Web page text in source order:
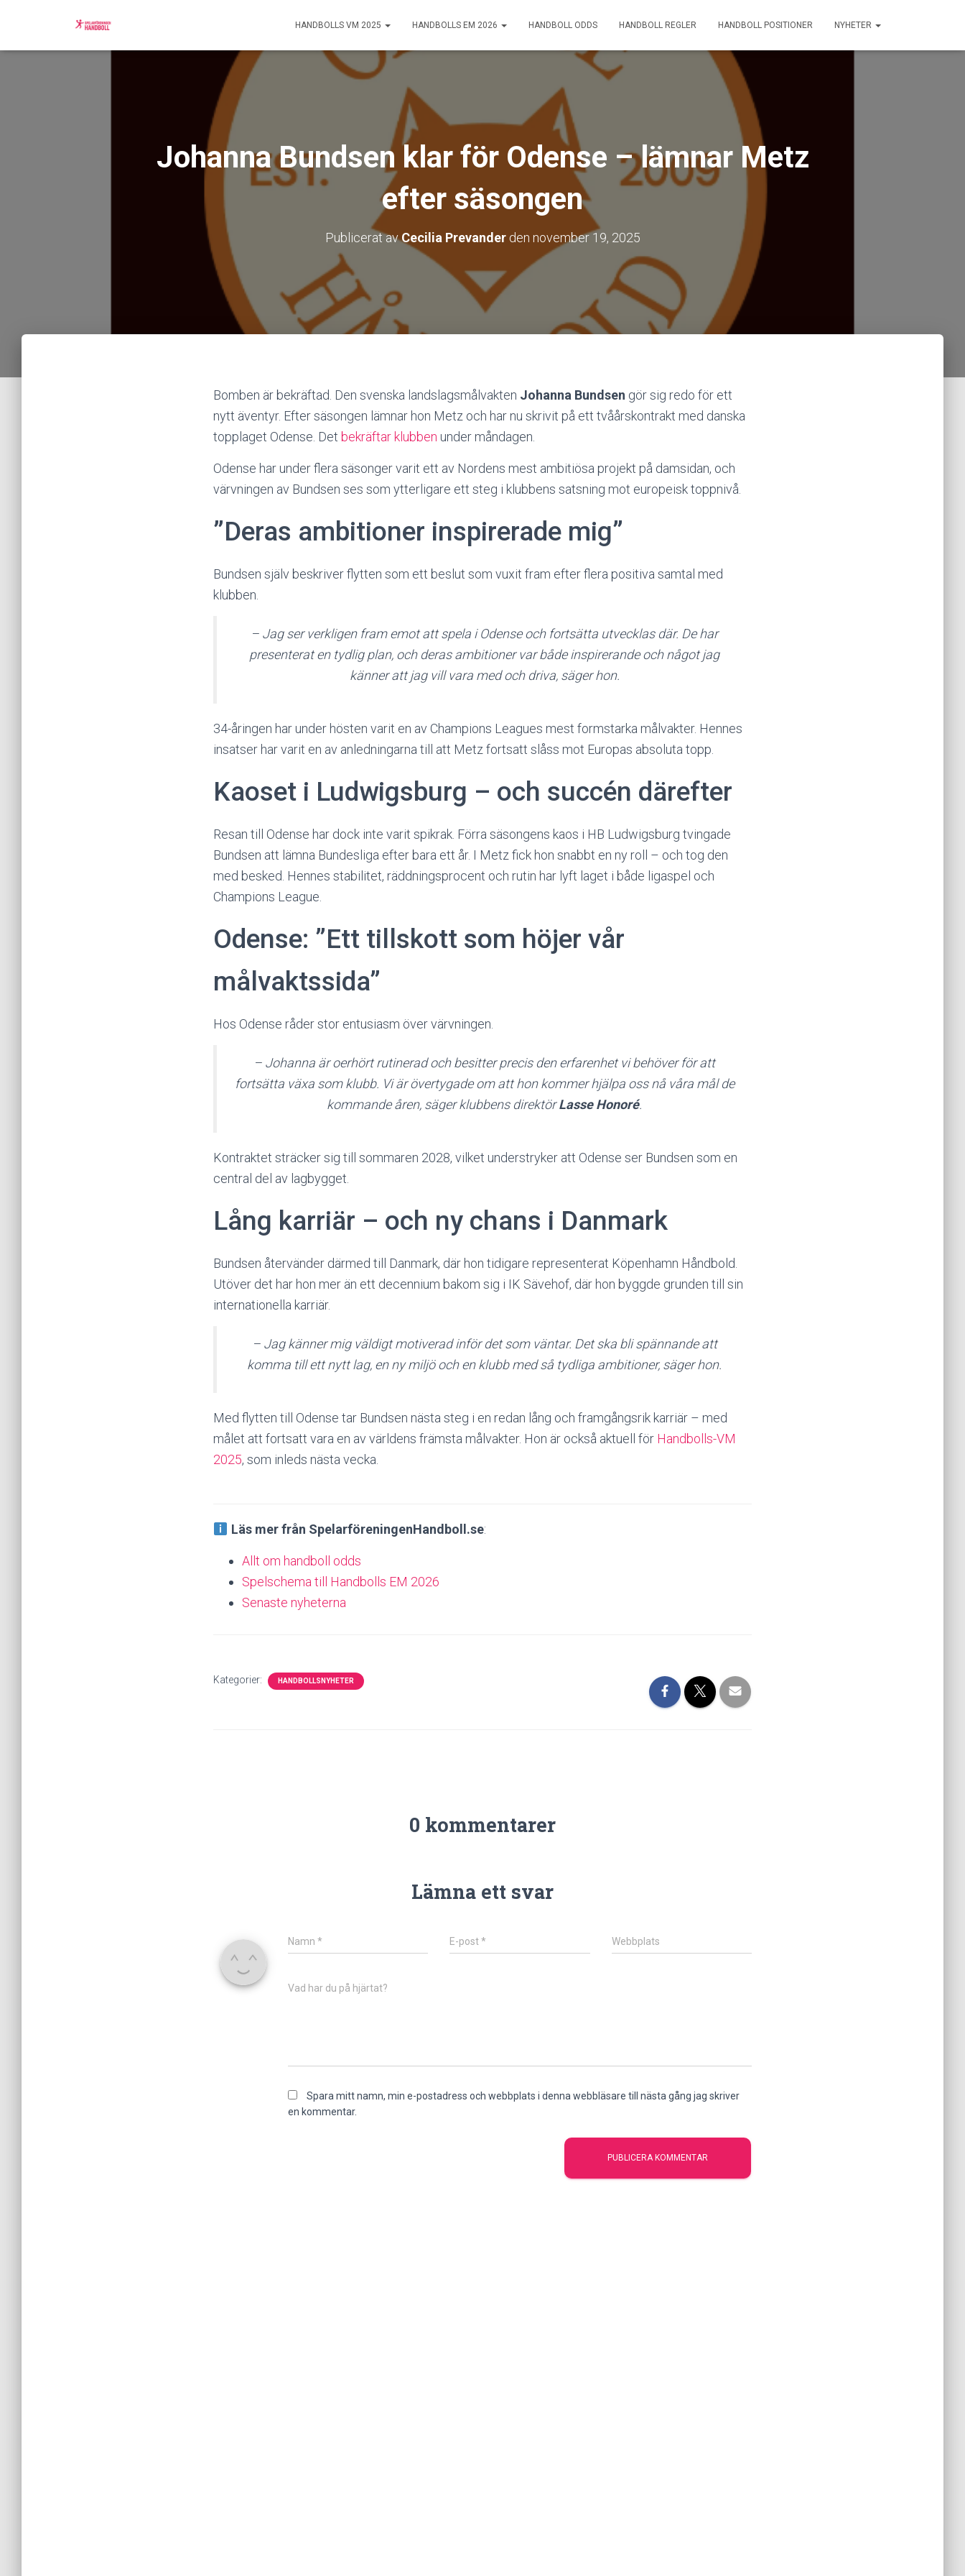
HANDBOLLS VM 2025 HANDBOLLS EM 2026 HANDBOLL ODDS HANDBOLL REGLER HANDBOLL POSITIONER NYHETER
Johanna Bundsen klar för Odense – lämnar Metz
efter säsongen
Publicerat avCecilia Prevanderden november 19, 2025
Bomben är bekräftad. Den svenska landslagsmålvakten Johanna Bundsen gör sig redo för ett
nytt äventyr. Efter säsongen lämnar hon Metz och har nu skrivit på ett tvåårskontrakt med danska
topplaget Odense. Det bekräftar klubben under måndagen.
Odense har under flera säsonger varit ett av Nordens mest ambitiösa projekt på damsidan, och
värvningen av Bundsen ses som ytterligare ett steg i klubbens satsning mot europeisk toppnivå.
”Deras ambitioner inspirerade mig”
Bundsen själv beskriver flytten som ett beslut som vuxit fram efter flera positiva samtal med
klubben.
– Jag ser verkligen fram emot att spela i Odense och fortsätta utvecklas där. De har
presenterat en tydlig plan, och deras ambitioner var både inspirerande och något jag
känner att jag vill vara med och driva, säger hon.
34-åringen har under hösten varit en av Champions Leagues mest formstarka målvakter. Hennes
insatser har varit en av anledningarna till att Metz fortsatt slåss mot Europas absoluta topp.
Kaoset i Ludwigsburg – och succén därefter
Resan till Odense har dock inte varit spikrak. Förra säsongens kaos i HB Ludwigsburg tvingade
Bundsen att lämna Bundesliga efter bara ett år. I Metz fick hon snabbt en ny roll – och tog den
med besked. Hennes stabilitet, räddningsprocent och rutin har lyft laget i både ligaspel och
Champions League.
Odense: ”Ett tillskott som höjer vår
målvaktssida”
Hos Odense råder stor entusiasm över värvningen.
– Johanna är oerhört rutinerad och besitter precis den erfarenhet vi behöver för att
fortsätta växa som klubb. Vi är övertygade om att hon kommer hjälpa oss nå våra mål de
kommande åren, säger klubbens direktörLasse Honoré.
Kontraktet sträcker sig till sommaren 2028, vilket understryker att Odense ser Bundsen som en
central del av lagbygget.
Lång karriär – och ny chans i Danmark
Bundsen återvänder därmed till Danmark, där hon tidigare representerat Köpenhamn Håndbold.
Utöver det har hon mer än ett decennium bakom sig i IK Sävehof, där hon byggde grunden till sin
internationella karriär.
– Jag känner mig väldigt motiverad inför det som väntar. Det ska bli spännande att
komma till ett nytt lag, en ny miljö och en klubb med så tydliga ambitioner, säger hon.
Med flytten till Odense tar Bundsen nästa steg i en redan lång och framgångsrik karriär – med
målet att fortsatt vara en av världens främsta målvakter. Hon är också aktuell för Handbolls-VM
2025, som inleds nästa vecka.
Läs mer från SpelarföreningenHandboll.se:
Allt om handboll odds
Spelschema till Handbolls EM 2026
Senaste nyheterna
Kategorier: HANDBOLLSNYHETER
0 kommentarer
Lämna ett svar
Namn * E-post* Webbplats
Vad har du på hjärtat?
Spara mitt namn, min e-postadress och webbplats i denna webbläsare till nästa gång jag skriver
en kommentar.